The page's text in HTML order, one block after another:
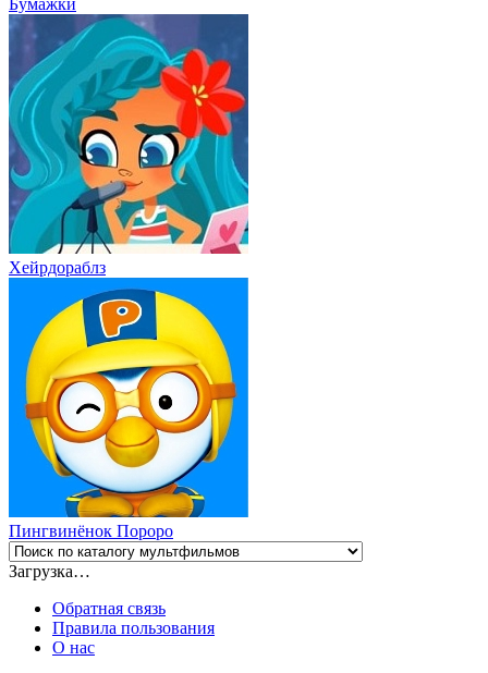
Хейрдораблз
Пингвинёнок Пороро
Загрузка…
Обратная связь
Правила пользования
О нас